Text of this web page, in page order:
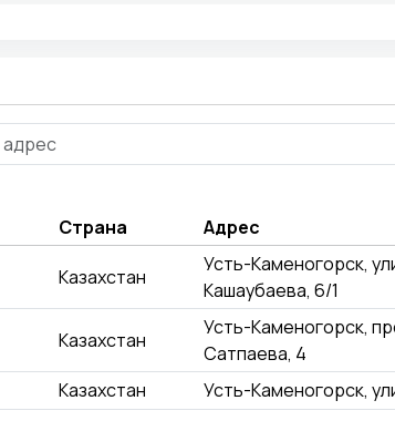
Страна Адрес
Казахстан
Усть-Каменогорск,
Кашаубаева, 6/1
Казахстан
Усть-Каменогорск,
Сатпаева, 4
Казахстан Усть-Каменогорск,